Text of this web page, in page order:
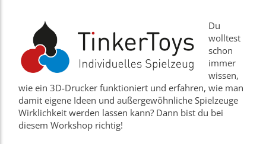
Du
wolltest
schon
immer
wissen,
wie ein 3D-Drucker funktioniert und erfahren, wie man
damit eigene Ideen und außergewöhnliche Spielzeuge
Wirklichkeit werden lassen kann? Dann bist du bei
diesem Workshop richtig!